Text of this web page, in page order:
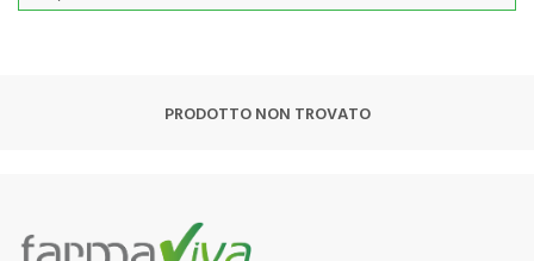
PRODOTTO NON TROVATO